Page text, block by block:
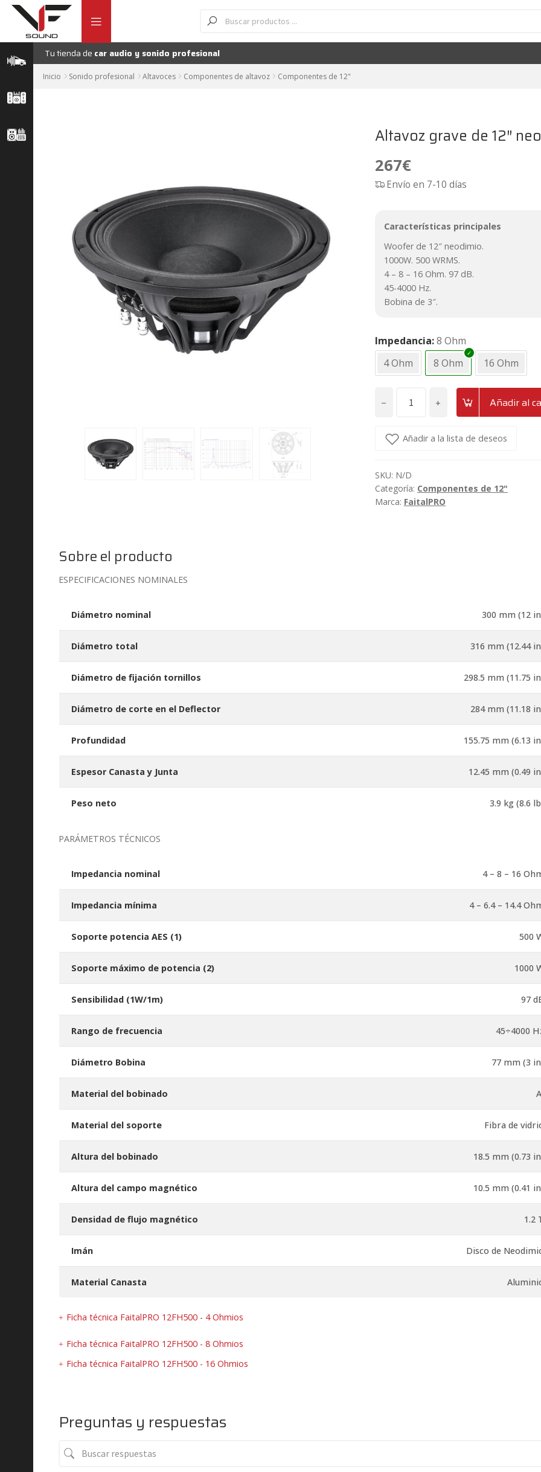
Ir
navegación
Ir
contenido
de
productos
Tu tienda de car audio y sonido profesional
Inicio Sonido profesional Altavoces Componentes de altavoz Componentes de 12"
Altavoz grave de 12″
267€
Envío en 7-10 días
Características principales
Woofer de 12″ neodimio.
1000W. 500 WRMS.
4 – 8 – 16 Ohm. 97 dB.
45-4000 Hz.
Bobina de 3″.
Impedancia 8 Ohm
4 Ohm
8 Ohm 16 Ohm
−
neodimio
500W
FaitalPRO
+ Añadir al
Añadir a la lista de deseos
SKU: N/D
Categoría: Componentes de 12"
Marca: FaitalPRO
Sobre el producto
ESPECIFICACIONES NOMINALES
Diámetro nominal 300 mm (12
Diámetro total 316 mm (12.44
Diámetro de fijación tornillos 298.5 mm (11.75
Diámetro de corte en el Deflector 284 mm (11.18
Profundidad 155.75 mm (6.13
Espesor Canasta y Junta 12.45 mm (0.49
Peso neto 3.9 kg (8.6
PARÁMETROS TÉCNICOS
Impedancia nominal 4 – 8 – 16
Impedancia mínima 4 – 6.4 – 14.4
Soporte potencia AES (1) 500
Soporte máximo de potencia (2) 1000
Sensibilidad (1W/1m) 97
Rango de frecuencia 45÷4000
Diámetro Bobina 77 mm (3
Material del bobinado
Material del soporte Fibra de
Altura del bobinado 18.5 mm (0.73
Altura del campo magnético 10.5 mm (0.41
Densidad de flujo magnético 1.2
Imán Disco de
Material Canasta
Ficha técnica FaitalPRO 12FH500 - 4 Ohmios
Ficha técnica FaitalPRO 12FH500 - 8 Ohmios
Ficha técnica FaitalPRO 12FH500 - 16 Ohmios
Preguntas y respuestas